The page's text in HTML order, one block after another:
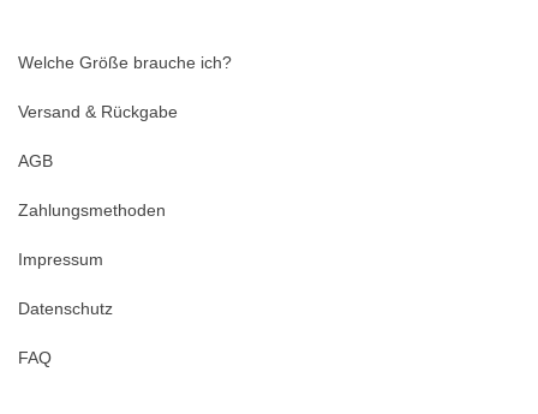
Welche Größe brauche ich?
Versand & Rückgabe
AGB
Zahlungsmethoden
Impressum
Datenschutz
FAQ